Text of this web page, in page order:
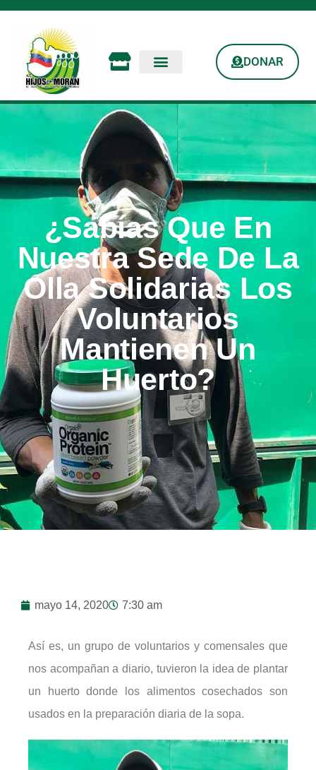
DONAR
¿Sabías Que En
Nuestra Sede De La
Olla Solidarias Los
Voluntarios
Mantienen Un
Huerto?
mayo 14, 2020 7:30 am
Así es, un grupo de voluntarios y comensales que
nos acompañan a diario, tuvieron la idea de plantar
un huerto donde los alimentos cosechados son
usados en la preparación diaria de la sopa.